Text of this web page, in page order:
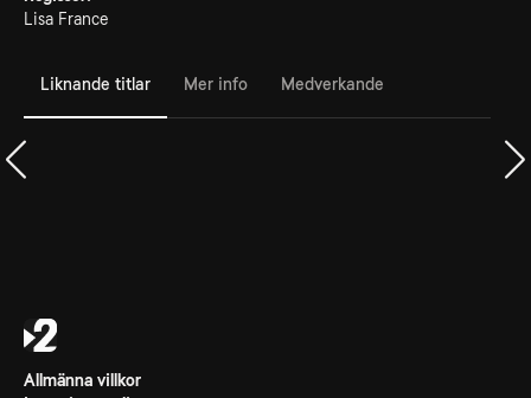
Lisa France
Liknande titlar Mer info Medverkande
Allmänna villkor